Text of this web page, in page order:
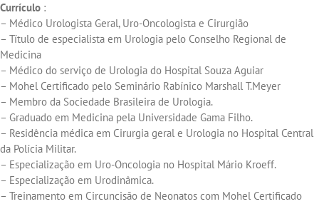
Currículo:
– Médico Urologista Geral, Uro-Oncologista e Cirurgião
– Título de especialista em Urologia pelo Conselho Regional de
Medicina
– Médico do serviço de Urologia do Hospital Souza Aguiar
– Mohel Certificado pelo Seminário Rabínico Marshall T.Meyer
– Membro da Sociedade Brasileira de Urologia.
– Graduado em Medicina pela Universidade Gama Filho.
– Residência médica em Cirurgia geral e Urologia no Hospital Central
da Polícia Militar.
– Especialização em Uro-Oncologia no Hospital Mário Kroeff.
– Especialização em Urodinâmica.
– Treinamento em Circuncisão de Neonatos com Mohel Certificado